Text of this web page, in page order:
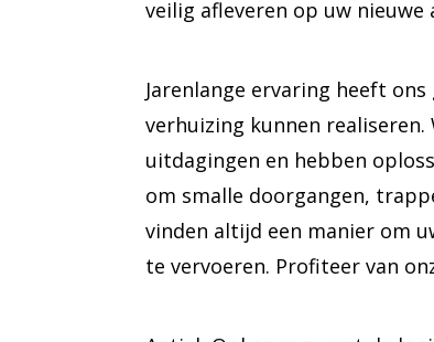
veilig afleveren op uw nieuwe
Jarenlange ervaring heeft
verhuizing kunnen
uitdagingen en hebben
om smalle doorgangen,
vinden altijd een manier om
te vervoeren. Profiteer van